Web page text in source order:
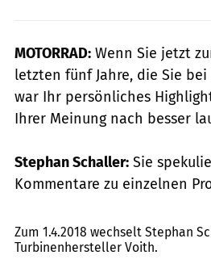
MOTORRAD: Wenn Sie jetzt
letzten fünf Jahre, die Sie bei
war Ihr persönliches
Ihrer Meinung nach besser
Stephan Schaller: Sie
Kommentare zu einzelnen
Zum 1.4.2018 wechselt Stephan
Turbinenhersteller Voith.